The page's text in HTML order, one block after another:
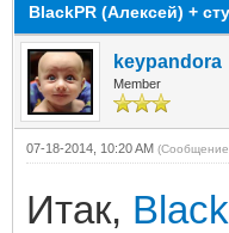
BlackPR (Алексей) +
keypandora
Member
07-18-2014, 10:20 AM (Сообщение
Итак,